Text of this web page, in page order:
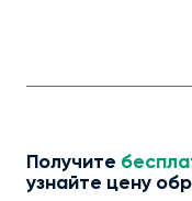
Получите
узнайте цену